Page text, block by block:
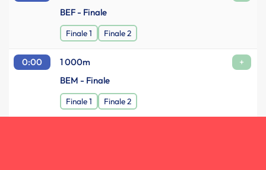
BEF - Finale
Finale 1 Finale 2
0:00 1 000m
+
BEM - Finale
Finale 1 Finale 2